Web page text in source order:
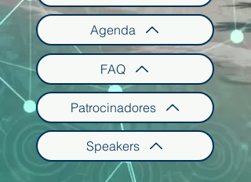
Agenda
FAQ
Patrocinadores
Speakers